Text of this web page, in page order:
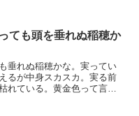
でしょう…...
ても頭を垂れぬ稲穂か
垂れぬ稲穂かな。実ってい
るが中身スカスカ。実る前
れている。黄金色って言う